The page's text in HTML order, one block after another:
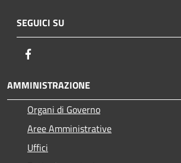
SEGUICI SU
AMMINISTRAZIONE
Organi di Governo
Aree Amministrative
Uffici